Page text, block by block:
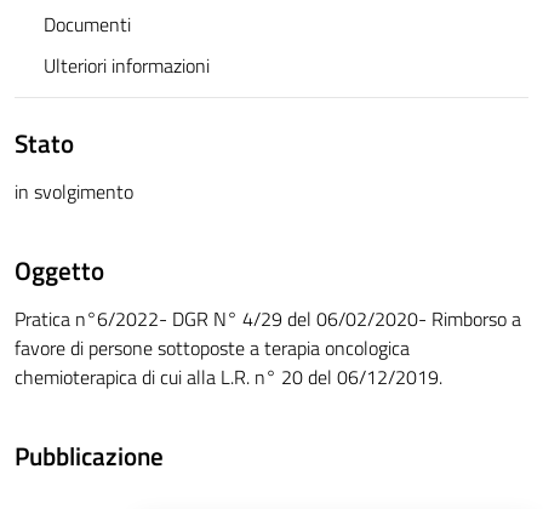
Documenti
Ulteriori informazioni
Stato
in svolgimento
Oggetto
Pratica n°6/2022- DGR N° 4/29 del 06/02/2020- Rimborso a
favore di persone sottoposte a terapia oncologica
chemioterapica di cui alla L.R. n° 20 del 06/12/2019.
Pubblicazione